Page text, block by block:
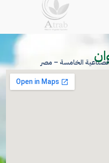
الخامسة – مصر